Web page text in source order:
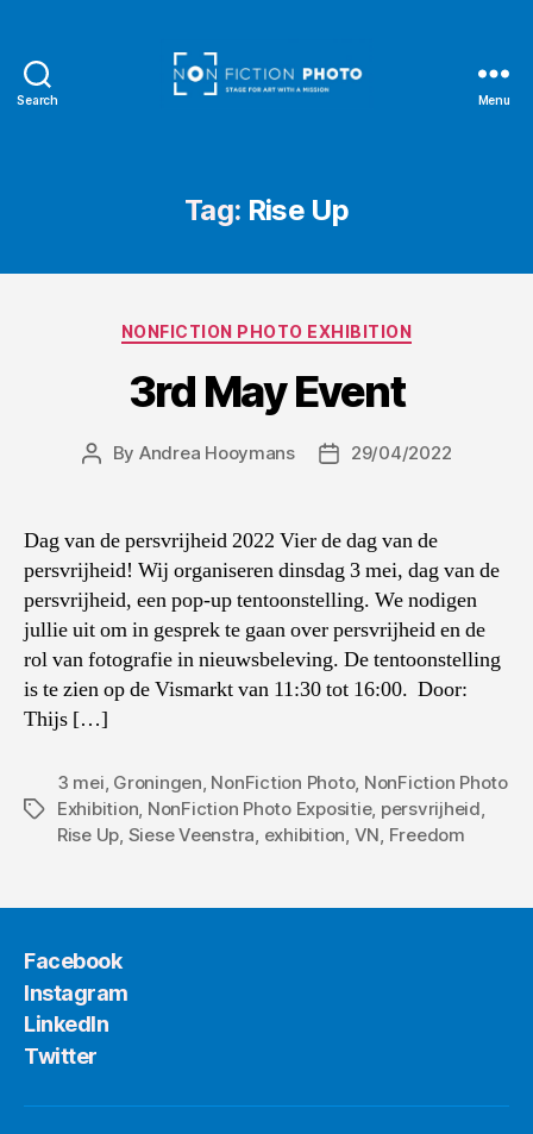
Search Menu
Tag: Rise Up
Categories
NONFICTION PHOTO EXHIBITION
3rd May Event
Post
By Andrea Hooymans
Post29/04/2022
Dag van de persvrijheid 2022 Vier de dag van de
persvrijheid! Wij organiseren dinsdag 3 mei, dag van de
persvrijheid, een pop-up tentoonstelling. We nodigen
jullie uit om in gesprek te gaan over persvrijheid en de
rol van fotografie in nieuwsbeleving. De tentoonstelling
is te zien op de Vismarkt van 11:30 tot 16:00. Door:
Thijs […]
Tags
3 mei Groningen NonFiction Photo, NonFiction Photo
Exhibition NonFiction Photo Expositie, persvrijheid
Rise Up Siese Veenstra exhibition VN Freedom
Facebook
Instagram
LinkedIn
Twitter